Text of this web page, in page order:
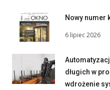
Nowy numer
6 lipiec 2026
długich w
wdrożenie